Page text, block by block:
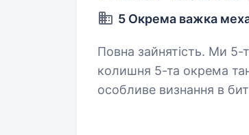
5 Окрема важка
Повна зайнятість. Ми 5-та окрема важка механізована бригада ЗСУ,
колишня 5-та окрема
особливе визнання в